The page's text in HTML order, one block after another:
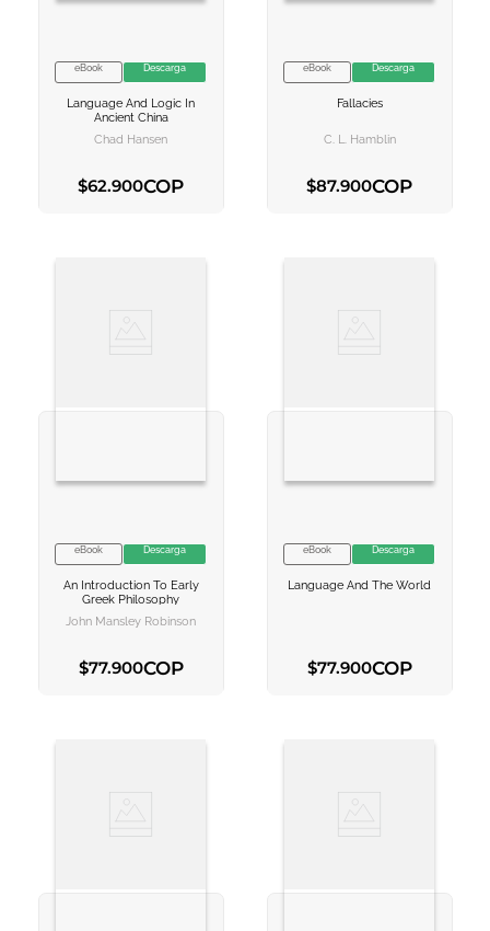
VER INFORMACION
AGREGAR AL
eBook Descarga
Language And Logic In
Ancient China
Chad Hansen
$62.900COP
VER INFORMACION
eBook Descarga
Fallacies
C. L. Hamblin
$87.900COP
VER INFORMACION
AGREGAR AL
eBook Descarga
An Introduction To Early
Greek Philosophy
John Mansley Robinson
$77.900COP
VER INFORMACION
eBook Descarga
Language And The World
$77.900COP